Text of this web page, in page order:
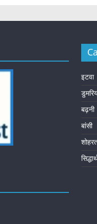
इटवा
बढ़नी
बांसी